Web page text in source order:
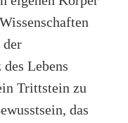
Lebens
Trittstein zu
das